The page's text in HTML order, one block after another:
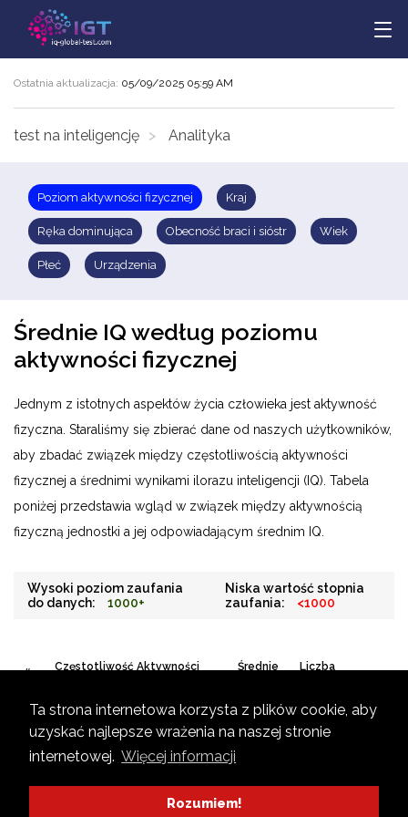
Ta strona internetowa korzysta z plików cookie, aby
uzyskać najlepsze wrażenia na naszej stronie
internetowej. Więcej informacji
Rozumiem!
Ostatnia aktualizacja: 05/09/2025 05:59 AM
test na inteligencję Analityka
Poziom aktywności fizycznej Kraj
Ręka dominująca Obecność braci i sióstr Wiek
Płeć Urządzenia
Średnie IQ według poziomu
aktywności fizycznej
Jednym z istotnych aspektów życia człowieka jest aktywność
fizyczna. Staraliśmy się zbierać dane od naszych użytkowników,
aby zbadać związek między częstotliwością aktywności
fizycznej a średnimi wynikami ilorazu inteligencji (IQ). Tabela
poniżej przedstawia wgląd w związek między aktywnością
fizyczną jednostki a jej odpowiadającym średnim IQ.
Wysoki poziom zaufania
do danych:
1000+
Niska wartość stopnia
zaufania:
<1000
#
Częstotliwość Aktywności
Średnie
Liczba
Sporadycznie 103.00 1000+
99.32